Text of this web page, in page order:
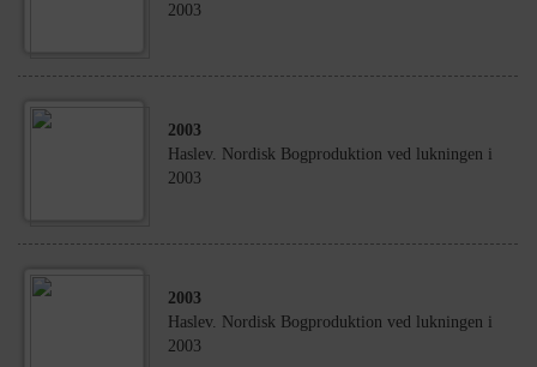
2003
2003
Haslev. Nordisk Bogproduktion ved lukningen i
2003
2003
Haslev. Nordisk Bogproduktion ved lukningen i
2003